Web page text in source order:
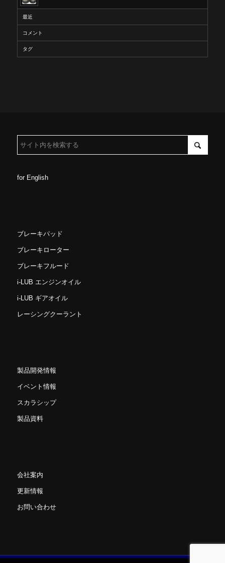
最近
コメント
タグ
for English
ブレーキパッド
ブレーキローター
ブレーキフルード
i-LUB エンジンオイル
i-LUB ギアオイル
レーシングクーラント
製品開発情報
イベント情報
スカラシップ
製品資料
会社案内
更新情報
お問い合わせ